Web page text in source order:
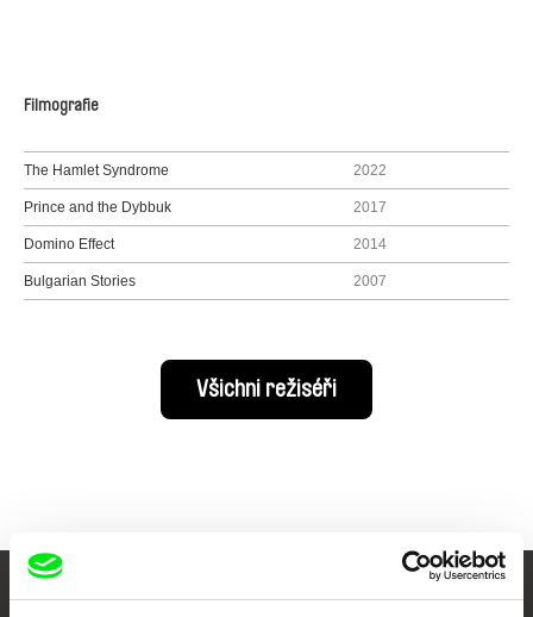
Filmografie
The Hamlet Syndrome 2022
Prince and the Dybbuk 2017
Domino Effect 2014
Bulgarian Stories 2007
Všichni režiséři